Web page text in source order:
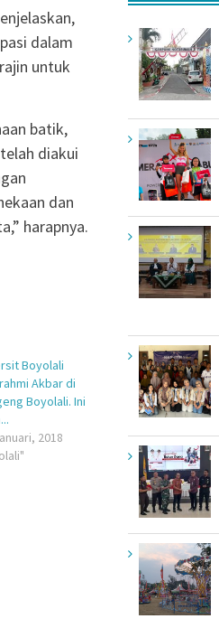
dalam
untuk
batik,
diakui
dan
harapnya.
Boyolali
Akbar di
Boyolali. Ini
2018